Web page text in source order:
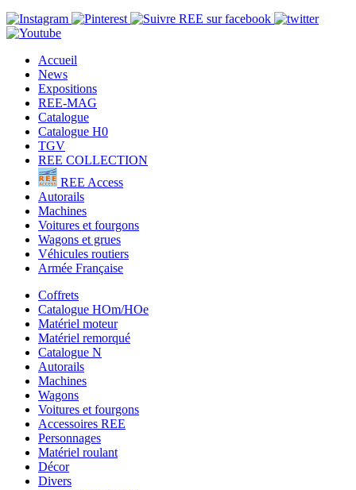
Accueil
News
Expositions
REE-MAG
Catalogue
Catalogue H0
TGV
REE COLLECTION
REE Access
Autorails
Machines
Voitures et fourgons
Wagons et grues
Véhicules routiers
Armée Française
Coffrets
Catalogue HOm/HOe
Matériel moteur
Matériel remorqué
Catalogue N
Autorails
Machines
Wagons
Voitures et fourgons
Accessoires REE
Personnages
Matériel roulant
Décor
Divers